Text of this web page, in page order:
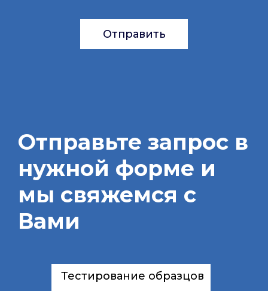
Отправить
Отправьте запрос в
нужной форме и
мы свяжемся с
Вами
Тестирование образцов